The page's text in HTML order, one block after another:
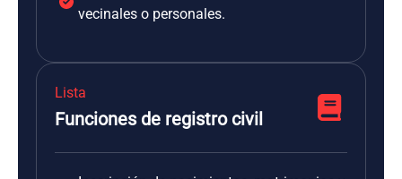
vecinales o personales.
Lista
Funciones de registro civil